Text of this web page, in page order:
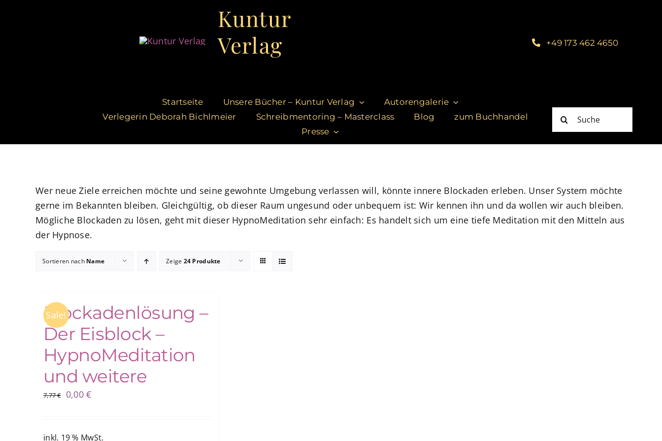
Kuntur
Verlag
+49 173 462 4650
Startseite Unsere Bücher – Kuntur Verlag
Autorengalerie
Verlegerin Deborah Bichlmeier
Schreibmentoring – Masterclass Blog
zum Buchhandel
Presse
Suche
nach:
Wer neue Ziele erreichen möchte und seine gewohnte Umgebung verlassen will, könnte innere Blockaden erleben. Unser System möchte
gerne im Bekannten bleiben. Gleichgültig, ob dieser Raum ungesund oder unbequem ist: Wir kennen ihn und da wollen wir auch bleiben.
Mögliche Blockaden zu lösen, geht mit dieser HypnoMeditation sehr einfach: Es handelt sich um eine tiefe Meditation mit den Mitteln aus
der Hypnose.
Sortieren nach Name Zeige 24 Produkte
Sale!
Blockadenlösung –
Der Eisblock –
HypnoMeditation
und weitere
7,77€
Ursprünglicher
7,77 €
0,00€Aktueller
0,00 €.
inkl. 19 % MwSt.